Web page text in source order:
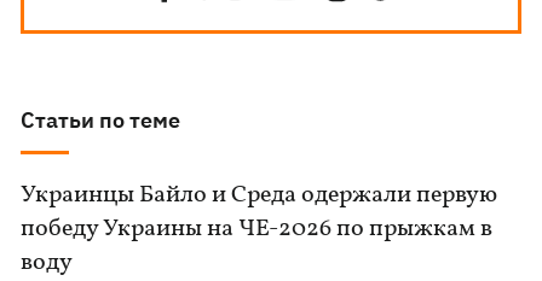
Статьи по теме
Украинцы Байло и Среда одержали первую
победу Украины на ЧЕ-2026 по прыжкам в
воду